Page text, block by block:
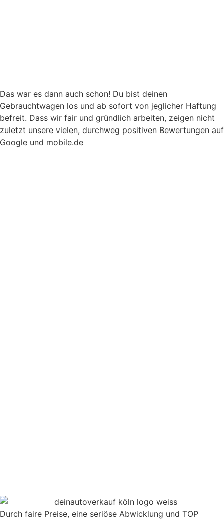
Das war es dann auch schon! Du bist deinen
Gebrauchtwagen los und ab sofort von jeglicher Haftung
befreit. Dass wir fair und gründlich arbeiten, zeigen nicht
zuletzt unsere vielen, durchweg positiven Bewertungen auf
Google und mobile.de
Durch faire Preise, eine seriöse Abwicklung und TOP